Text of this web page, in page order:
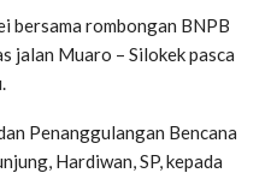
bersama rombongan BNPB
jalan Muaro – Silokek pasca
Penanggulangan Bencana
Hardiwan, SP, kepada